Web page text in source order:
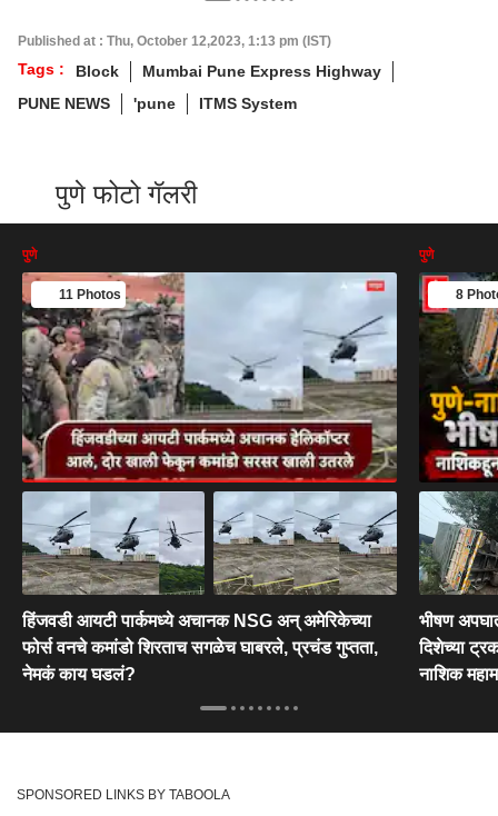
Published at : Thu, October 12,2023, 1:13 pm (IST)
Tags : Block
Mumbai Pune Express Highway
PUNE NEWS
'pune ITMS System
पुणे फोटो गॅलरी
पुणे
11 Photos
हिंजवडी आयटी पार्कमध्ये अचानक NSG अन् अमेरिकेच्या
फोर्स वनचे कमांडो शिरताच सगळेच घाबरले, प्रचंड गुप्तता,
नेमकं काय घडलं?
पुणे
8
भीषण
दिशेच्या
नाशिक
SPONSORED LINKS BY TABOOLA